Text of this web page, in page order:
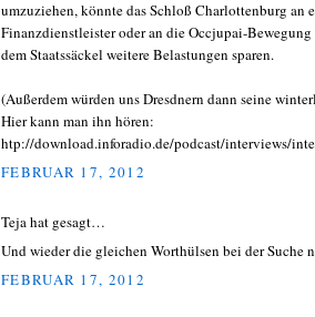
umzuziehen, könnte das Schloß Charlottenburg an
Finanzdienstleister oder an die Occjupai-
dem Staatssäckel weitere Belastungen sparen.
(Außerdem würden uns Dresdnern dann seine
Hier kann man ihn hören:
htp://download.inforadio.de/podcast/interviews/
FEBRUAR 17, 2012
Teja hat gesagt…
Und wieder die gleichen Worthülsen bei der Suche
FEBRUAR 17, 2012